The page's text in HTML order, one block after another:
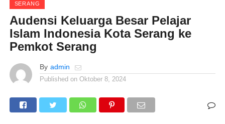
SERANG
Audensi Keluarga Besar Pelajar
Islam Indonesia Kota Serang ke
Pemkot Serang
By admin
Published on Oktober 8, 2024